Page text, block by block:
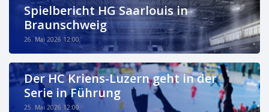
Spielbericht HG Saarlouis in
Braunschweig
26. Mai 2026 12:00
Der HC Kriens-Luzern geht in der
Serie in Führung
25. Mai 2026 12:00